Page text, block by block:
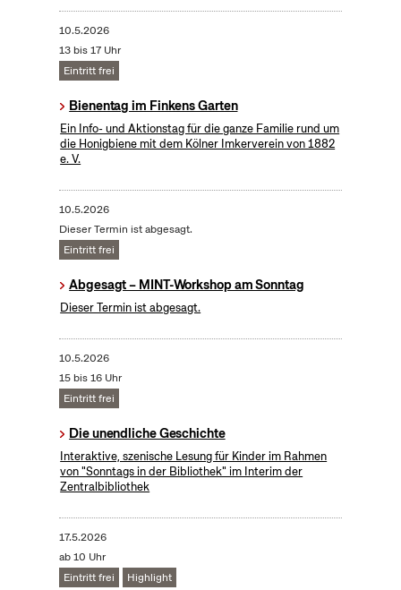
10.5.2026
13 bis 17 Uhr
Eintritt frei
Bienentag im Finkens Garten
Ein Info- und Aktionstag für die ganze Familie rund um
die Honigbiene mit dem Kölner Imkerverein von 1882
e. V.
10.5.2026
Dieser Termin ist abgesagt.
Eintritt frei
Abgesagt – MINT-Workshop am Sonntag
Dieser Termin ist abgesagt.
10.5.2026
15 bis 16 Uhr
Eintritt frei
Die unendliche Geschichte
Interaktive, szenische Lesung für Kinder im Rahmen
von "Sonntags in der Bibliothek" im Interim der
Zentralbibliothek
17.5.2026
ab 10 Uhr
Eintritt frei
Highlight